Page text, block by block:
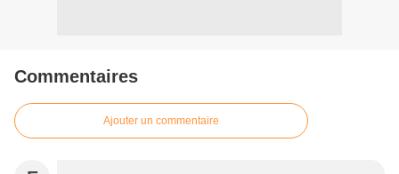
Commentaires
Ajouter un commentaire